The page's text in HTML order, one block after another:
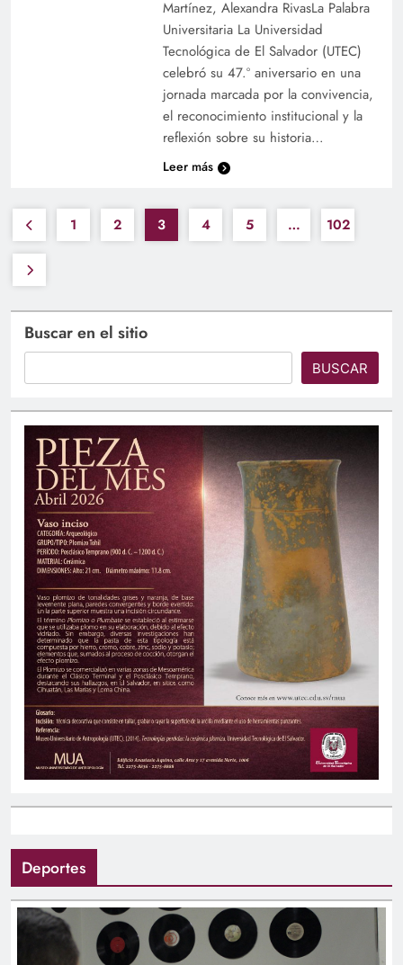
Martínez, Alexandra RivasLa Palabra
Universitaria La Universidad
Tecnológica de El Salvador (UTEC)
celebró su 47.º aniversario en una
jornada marcada por la convivencia,
el reconocimiento institucional y la
reflexión sobre su historia…
Leer más
1 2 3 4 5 … 102
Buscar en el sitio
BUSCAR
Deportes